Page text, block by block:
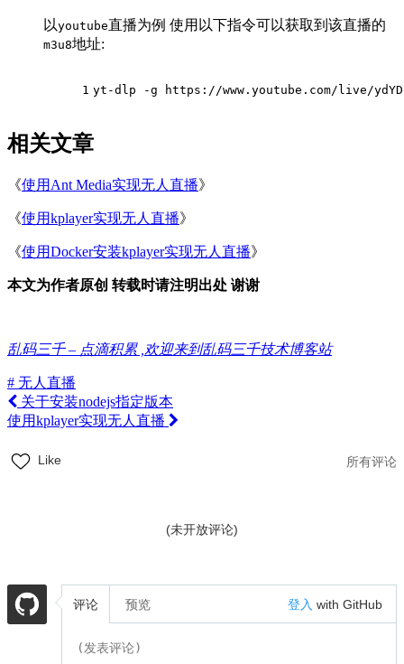
以youtube直播为例 使用以下指令可以获取到该直播的
m3u8地址:
1 yt-dlp -g https://www.youtube.com/live/
相关文章
《使用Ant Media实现无人直播》
《使用kplayer实现无人直播》
《使用Docker安装kplayer实现无人直播》
本文为作者原创 转载时请注明出处 谢谢
乱码三千 – 点滴积累 ,欢迎来到乱码三千技术博客站
# 无人直播
关于安装nodejs指定版本
使用kplayer实现无人直播
Like 所有评论
(未开放评论)
评论 预览 登入 with GitHub